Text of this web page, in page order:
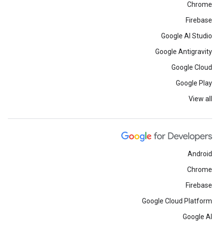
Chrome
Firebase
Google AI Studio
Google Antigravity
Google Cloud
Google Play
View all
Android
Chrome
Firebase
Google Cloud Platform
Google AI